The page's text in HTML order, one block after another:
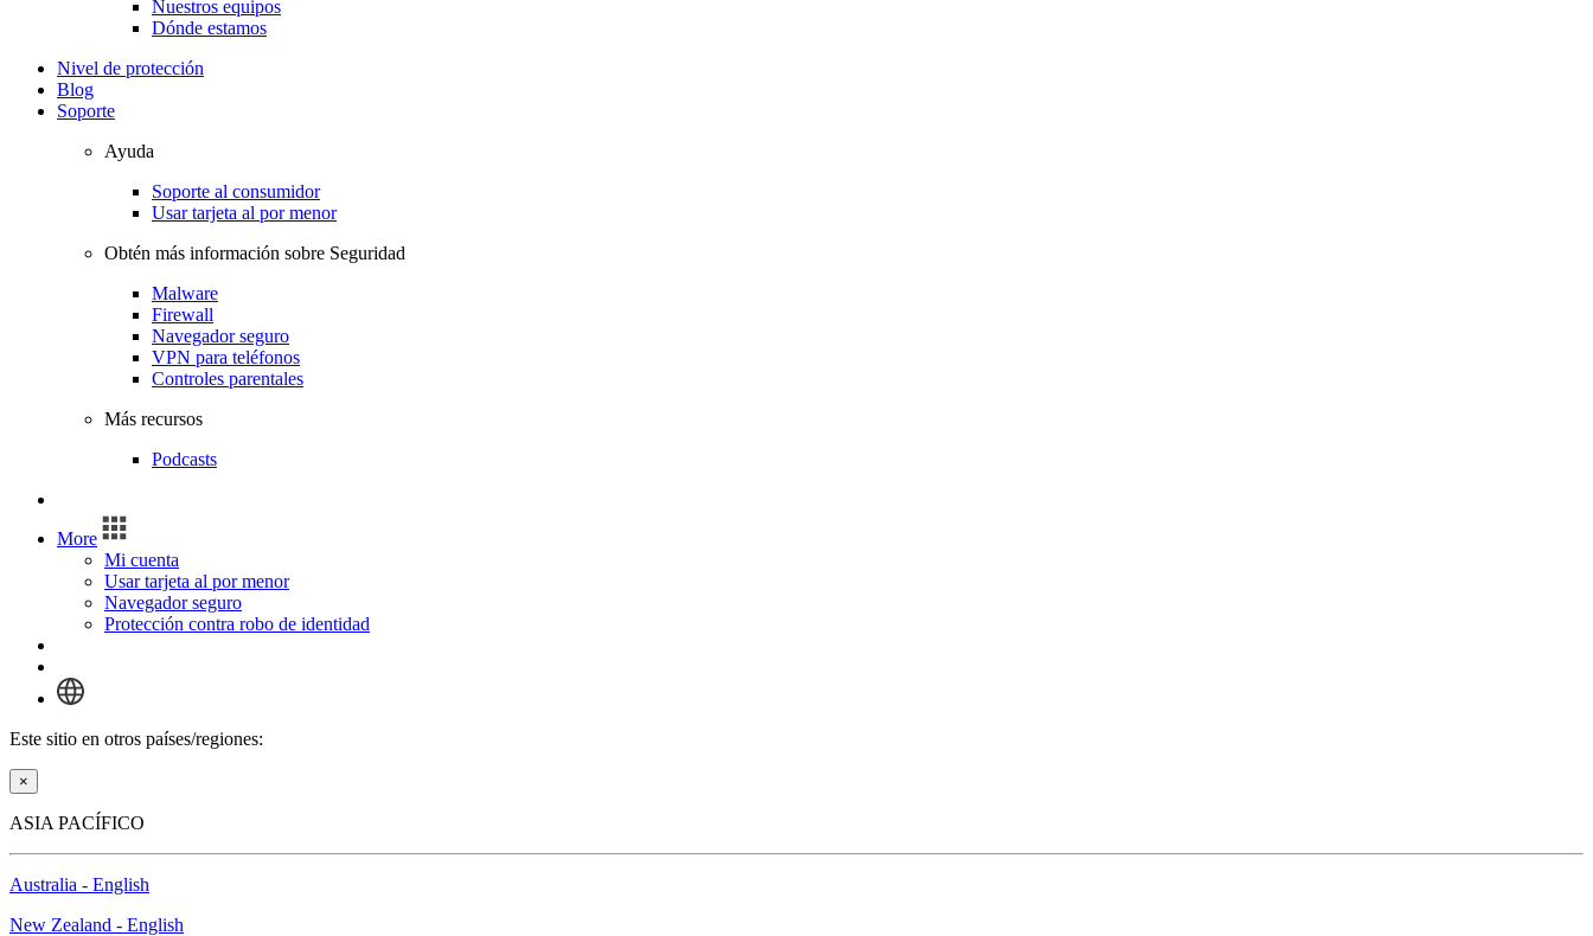
Nuestros equipos
Dónde estamos
Nivel de protección
Blog
Soporte
Ayuda
Soporte al consumidor
Usar tarjeta al por menor
Obtén más información sobre Seguridad
Malware
Firewall
Navegador seguro
VPN para teléfonos
Controles parentales
Más recursos
Podcasts
More
Mi cuenta
Usar tarjeta al por menor
Navegador seguro
Protección contra robo de identidad
Este sitio en otros países/regiones:
×
ASIA PACÍFICO
Australia - English
New Zealand - English